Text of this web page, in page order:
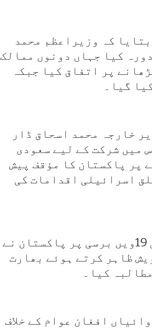
کہ وزیراعظم محمد
کیا جہاں دونوں ممالک
پر اتفاق کیا جبکہ
گیا۔
خارجہ محمد اسحاق ڈار
میں شرکت کے لیے سعودی
پر پاکستان کا مؤقف پیش
اسرائیلی اقدامات کی
ترجمان کے مطابق سمجھوتا ایکسپریس حملے کی 19ویں برسی پر پاکستان نے
ظاہر کرتے ہوئے بھارت
کیا۔
افغان عوام کے خلاف